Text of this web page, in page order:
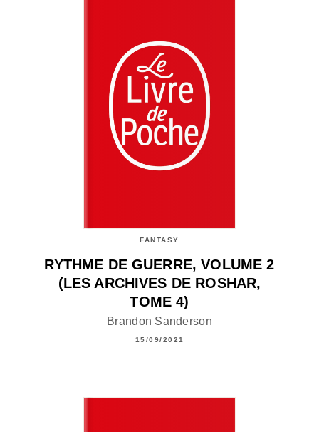
FANTASY
RYTHME DE GUERRE, VOLUME 2
(LES ARCHIVES DE ROSHAR,
TOME 4)
Brandon Sanderson
15/09/2021